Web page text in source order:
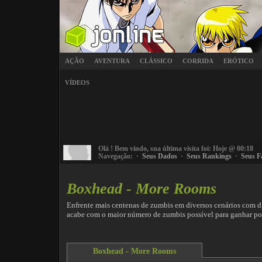
AÇÃO AVENTURA CLÁSSICO CORRIDA ERÓTICO
VÍDEOS
Olá ! Bem vindo, sua última visita foi: Hoje @ 00:18
Navegação: · Seus Dados · Seus Rankings · Seus
Boxhead - More Rooms
Enfrente mais centenas de zumbis em diversos cenários com
acabe com o maior número de zumbis possível para ganhar
Boxhead - More Rooms